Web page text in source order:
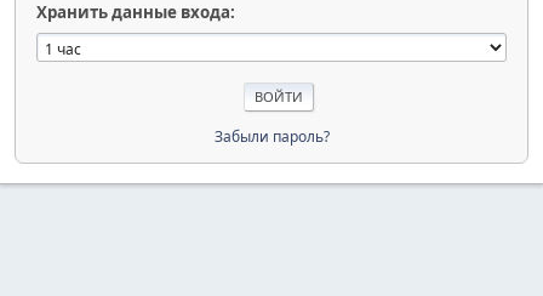
Хранить данные входа:
Забыли пароль?